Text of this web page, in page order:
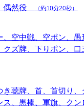
偶然役
（約10分20秒）
、空中戦、空ポン、
クズ牌、下りポン、
き聴牌、首、首切り、
ス、黒棒、軍旗、クン